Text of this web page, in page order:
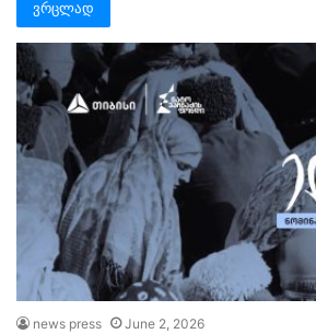
ვრცლად
news press June 2, 2026